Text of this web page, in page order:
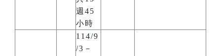
週45
小時
114/9
/3－